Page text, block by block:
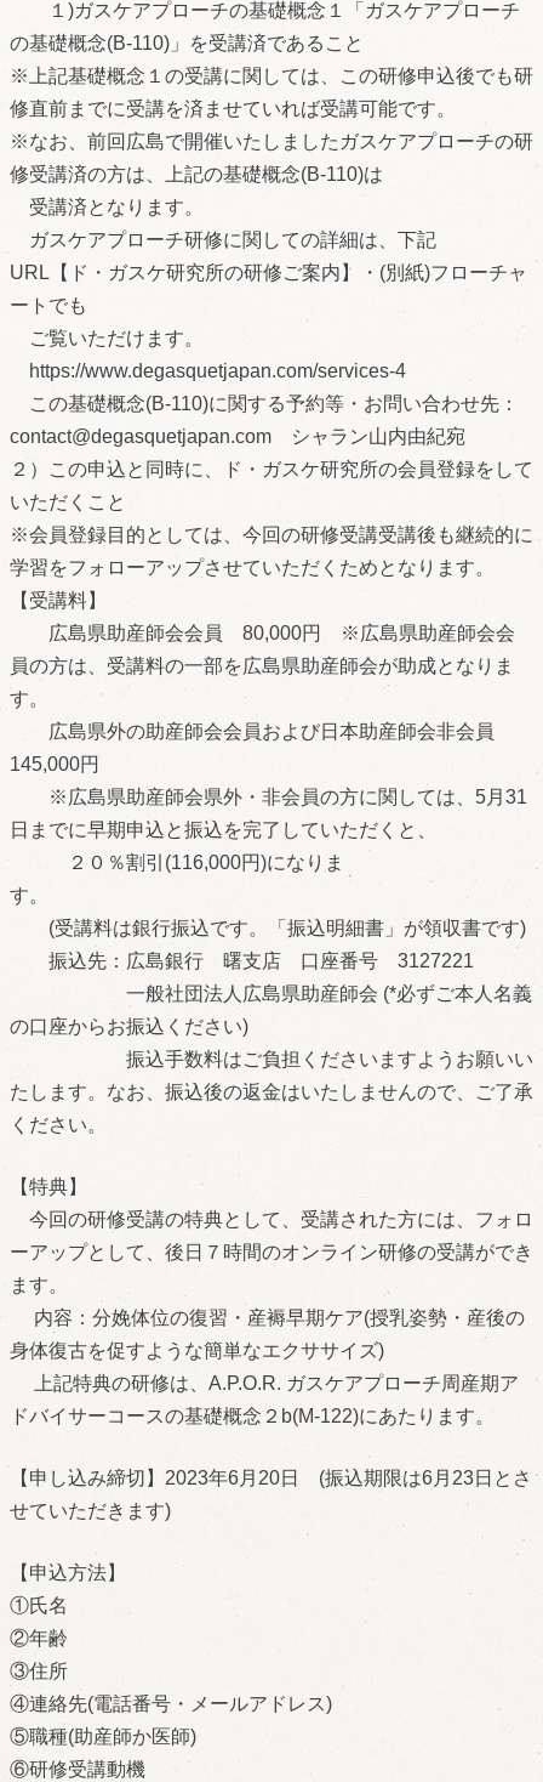
１)ガスケアプローチの基礎概念１「ガスケアプローチ
の基礎概念(B-110)」を受講済であること
※上記基礎概念１の受講に関しては、この研修申込後でも研
修直前までに受講を済ませていれば受講可能です。
※なお、前回広島で開催いたしましたガスケアプローチの研
修受講済の方は、上記の基礎概念(B‐110)は
受講済となります。
ガスケアプローチ研修に関しての詳細は、下記
URL【ド・ガスケ研究所の研修ご案内】・(別紙)フローチャ
ートでも
ご覧いただけます。
https://www.degasquetjapan.com/services-4
この基礎概念(B-110)に関する予約等・お問い合わせ先：
contact@degasquetjapan.com シャラン山内由紀宛
２）この申込と同時に、ド・ガスケ研究所の会員登録をして
いただくこと
※会員登録目的としては、今回の研修受講受講後も継続的に
学習をフォローアップさせていただくためとなります。
【受講料】
広島県助産師会会員 80,000円 ※広島県助産師会会
員の方は、受講料の一部を広島県助産師会が助成となりま
す。
広島県外の助産師会会員および日本助産師会非会員
145,000円
※広島県助産師会県外・非会員の方に関しては、5月31
日までに早期申込と振込を完了していただくと、
２０％割引(116,000円)になりま
す。
(受講料は銀行振込です。「振込明細書」が領収書です)
振込先：広島銀行 曙支店 口座番号 3127221
一般社団法人広島県助産師会 (*必ずご本人名義
の口座からお振込ください)
振込手数料はご負担くださいますようお願いい
たします。なお、振込後の返金はいたしませんので、ご了承
ください。
【特典】
今回の研修受講の特典として、受講された方には、フォロ
ーアップとして、後日７時間のオンライン研修の受講ができ
ます。
内容：分娩体位の復習・産褥早期ケア(授乳姿勢・産後の
身体復古を促すような簡単なエクササイズ)
上記特典の研修は、A.P.O.R. ガスケアプローチ周産期ア
ドバイサーコースの基礎概念２b(M-122)にあたります。
【申し込み締切】2023年6月20日 (振込期限は6月23日とさ
せていただきます)
【申込方法】
①氏名
②年齢
③住所
④連絡先(電話番号・メールアドレス)
⑤職種(助産師か医師)
⑥研修受講動機